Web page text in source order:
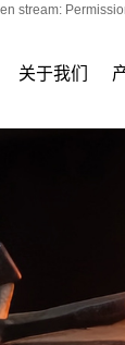
stream:
关于我们